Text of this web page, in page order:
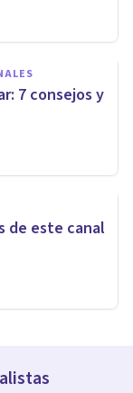
7 consejos y
de este canal